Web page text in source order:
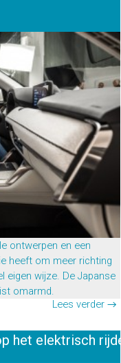
ontwerpen en een
heeft om meer richting
eigen wijze. De Japanse
omarmd.
Lees verder →
het elektrisch